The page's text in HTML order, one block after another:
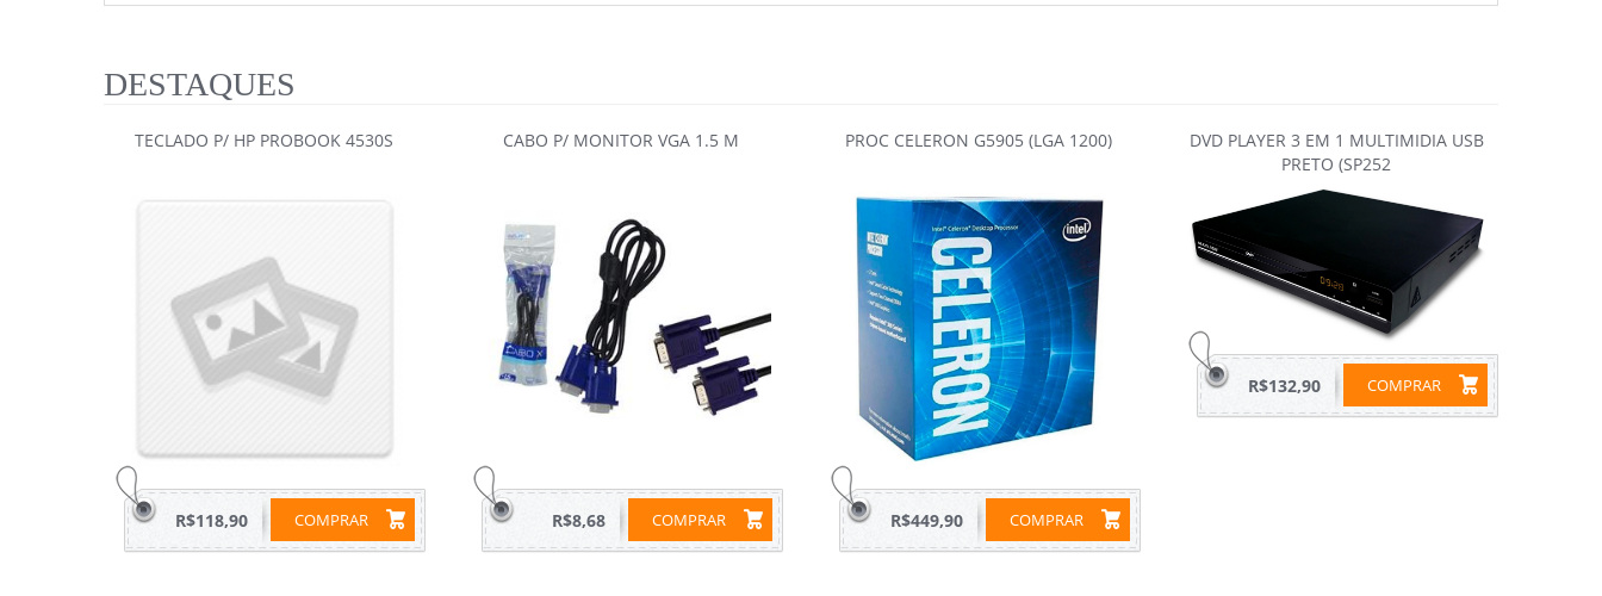
DESTAQUES
TECLADO P/ HP PROBOOK 4530S
COMPRAR
R$118,90
CABO P/ MONITOR VGA 1.5 M
COMPRAR
R$8,68
PROC CELERON G5905 (LGA 1200)
COMPRAR
R$449,90
DVD PLAYER 3 EM 1 MULTIMIDIA USB
PRETO (SP252
COMPRAR
R$132,90